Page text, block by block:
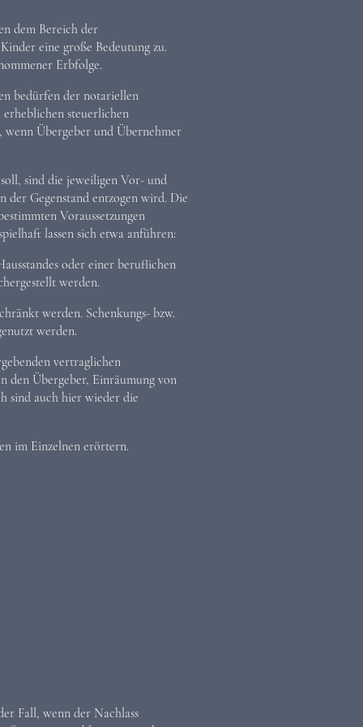
dem Bereich der
eine große Bedeutung zu.
Erbfolge.
bedürfen der notariellen
steuerlichen
wenn Übergeber und Übernehmer
sind die jeweiligen Vor- und
der Gegenstand entzogen wird. Die
Voraussetzungen
lassen sich etwa anführen:
oder einer beruflichen
werden.
werden. Schenkungs- bzw.
werden.
vertraglichen
den Übergeber, Einräumung von
sind auch hier wieder die
im Einzelnen erörtern.
Fall, wenn der Nachlass